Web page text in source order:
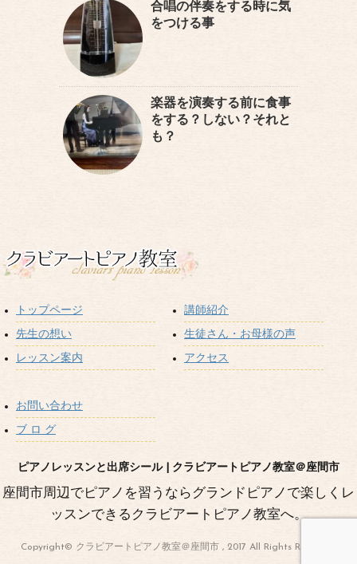
合唱の伴奏をする時に気
をつける事
楽器を演奏する前に食事
をする？しない？それと
も？
トップページ
先生の想い
レッスン案内
講師紹介
生徒さん・お母様の声
アクセス
お問い合わせ
ブ ロ グ
ピアノレッスンと出席シール | クラビアートピアノ教室＠座間市
座間市周辺でピアノを習うならグランドピアノで楽しくレ
ッスンできるクラビアートピアノ教室へ。
Copyright© クラビアートピアノ教室＠座間市 , 2017 All Rights Reserved.